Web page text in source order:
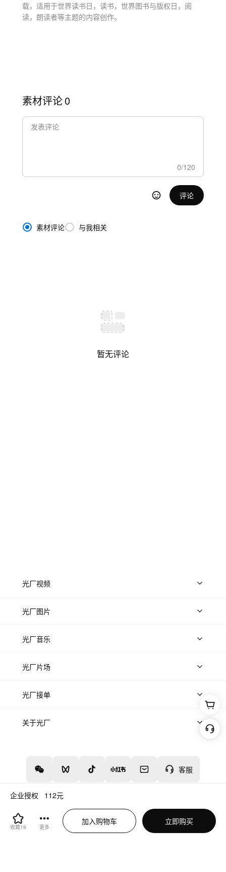
企业授权 112元
收藏19 更多
加入购物车 立即购买
载，适用于世界读书日，读书，世界图书与版权日，阅
读，朗读者等主题的内容创作。
素材评论0
0/120
评论
素材评论 与我相关
暂无评论
客服
光厂视频
上传视频
光厂图片
上传图片
光厂音乐
热门音乐
光厂片场
上传案例
光厂接单
上架服务
关于光厂
增值电信业务经营许可证：川B2-20160192
蜀ICP备12020238号-4
川公网安备51019002000262
违法和不良信息举报中心